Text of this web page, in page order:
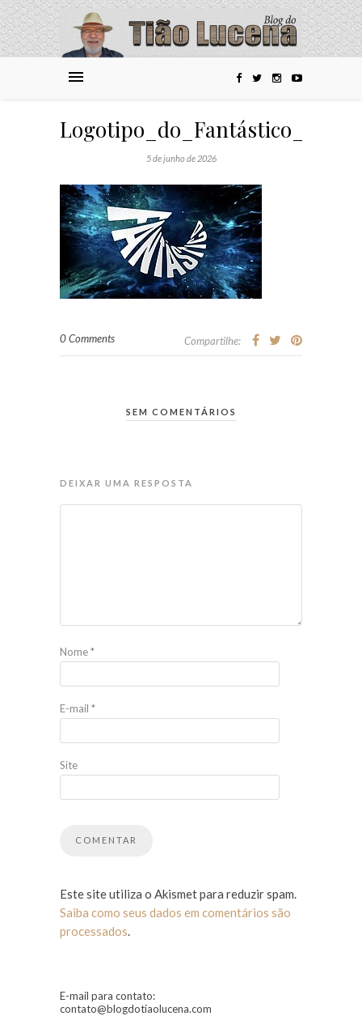
Logotipo_do_Fantástico_(2025)
5 de junho de 2026
0 Comments Compartilhe:
SEM COMENTÁRIOS
DEIXAR UMA RESPOSTA
Nome*
E-mail *
Site
Este site utiliza o Akismet para reduzir spam.
Saiba como seus dados em comentários são
processados.
E-mail para contato:
contato@blogdotiaolucena.com